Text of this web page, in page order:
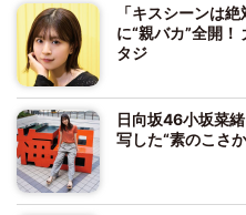
「キスシーンは
に“親バカ”全開
タジ
日向坂46小坂菜
写した“素のこさ